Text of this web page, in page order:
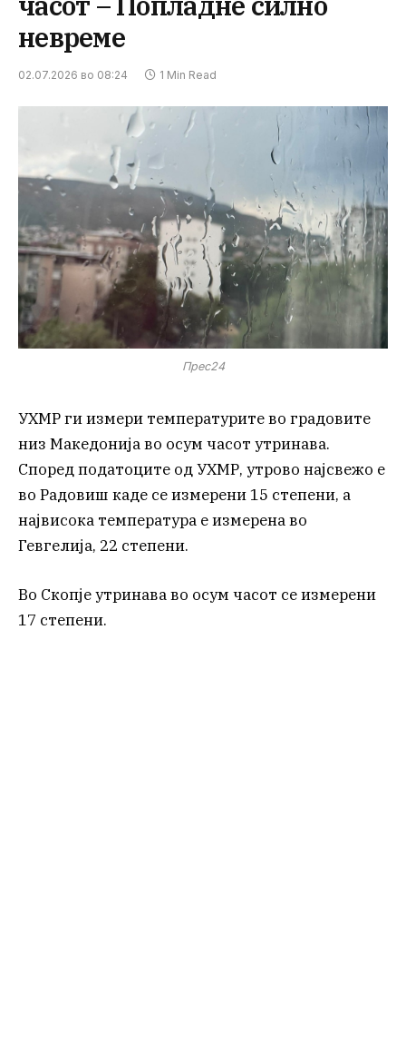
невреме
02.07.2026 во 08:24 1 Min Read
Прес24
УХМР ги измери температурите во градовите
низ Македонија во осум часот утринава.
Според податоците од УХМР, утрово најсвежо е
во Радовиш каде се измерени 15 степени, а
највисока температура е измерена во
Гевгелија, 22 степени.
Во Скопје утринава во осум часот се измерени
17 степени.